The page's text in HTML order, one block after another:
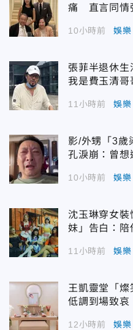
痛 直言同情
10小時前 娛樂
張菲半退休生
我是費玉清哥
11小時前 娛樂
影/外甥「3
孔淚崩：曾想
10小時前 娛樂
沈玉琳穿女
妹」告白：陪
11小時前 娛樂
王凱靈堂「
低調到場致哀
12小時前 娛樂